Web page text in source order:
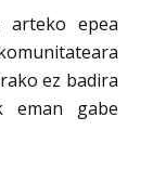
arteko epea
ez badira
eman gabe